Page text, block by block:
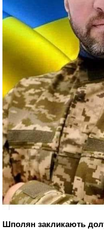
Шполян закликають